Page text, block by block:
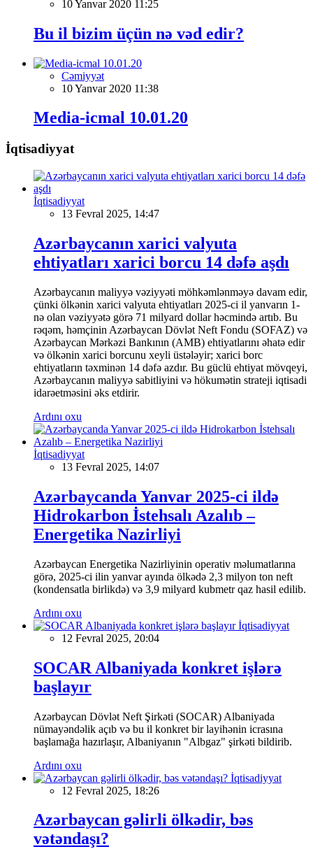
10 Yanvar 2020 11:25
Bu il bizim üçün nə vəd edir?
Cəmiyyət
10 Yanvar 2020 11:38
Media-icmal 10.01.20
İqtisadiyyat
İqtisadiyyat
13 Fevral 2025, 14:47
Azərbaycanın xarici valyuta
ehtiyatları xarici borcu 14 dəfə aşdı
Azərbaycanın maliyyə vəziyyəti möhkəmlənməyə davam edir,
çünki ölkənin xarici valyuta ehtiyatları 2025-ci il yanvarın 1-
nə olan vəziyyətə görə 71 milyard dollar həcmində artıb. Bu
rəqəm, həmçinin Azərbaycan Dövlət Neft Fondu (SOFAZ) və
Azərbaycan Mərkəzi Bankının (AMB) ehtiyatlarını əhatə edir
və ölkənin xarici borcunu xeyli üstələyir; xarici borc
ehtiyatların təxminən 14 dəfə azdır. Bu güclü ehtiyat mövqeyi,
Azərbaycanın maliyyə sabitliyini və hökumətin strateji iqtisadi
idarəetməsini əks etdirir.
Ardını oxu
İqtisadiyyat
13 Fevral 2025, 14:07
Azərbaycanda Yanvar 2025-ci ildə
Hidrokarbon İstehsalı Azalıb –
Energetika Nazirliyi
Azərbaycan Energetika Nazirliyinin operativ məlumatlarına
görə, 2025-ci ilin yanvar ayında ölkədə 2,3 milyon ton neft
(kondensatla birlikdə) və 3,9 milyard kubmetr qaz hasil edilib.
Ardını oxu
İqtisadiyyat
12 Fevral 2025, 20:04
SOCAR Albaniyada konkret işlərə
başlayır
Azərbaycan Dövlət Neft Şirkəti (SOCAR) Albaniyada
nümayəndəlik açıb və bu il konkret bir layihənin icrasına
başlamağa hazırlaşır, Albaniyanın "Albgaz" şirkəti bildirib.
Ardını oxu
İqtisadiyyat
12 Fevral 2025, 18:26
Azərbaycan gəlirli ölkədir, bəs
vətəndaşı?